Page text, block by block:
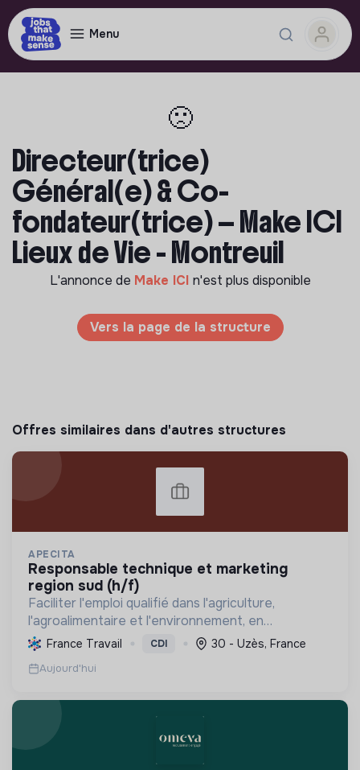
Menu
🙁
Directeur(trice)
Général(e) & Co-
fondateur(trice) — Make ICI
Lieux de Vie - Montreuil
L'annonce de Make ICI n'est plus disponible
Vers la page de la structure
Offres similaires dans d'autres structures
APECITA
responsable technique et marketing
region sud (h/f)
Faciliter l'emploi qualifié dans l'agriculture,
l'agroalimentaire et l'environnement, en
promouvant l'agroécologie et les biosolutions pour
une transition durable et respectueuse de la
nature.
France Travail CDI 30 - Uzès, France
Aujourd'hui